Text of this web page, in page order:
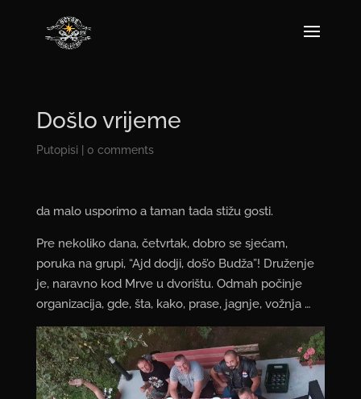
Došlo vrijeme
Putopisi 0 comments
da malo usporimo a taman tada stižu gosti.
Pre nekoliko dana, četvrtak, dobro se sjećam,
poruka na grupi, “Ajd dodji, doš’o Budža”! Druženje
je, naravno kod Mrve u dvorištu. Odmah počinje
organizacija, gde, šta, kako, prase, jagnje, vožnja …